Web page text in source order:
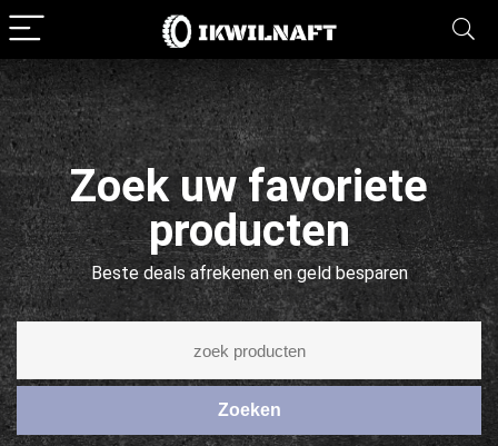
Zoek uw favoriete
producten
Beste deals afrekenen en geld besparen
Zoeken